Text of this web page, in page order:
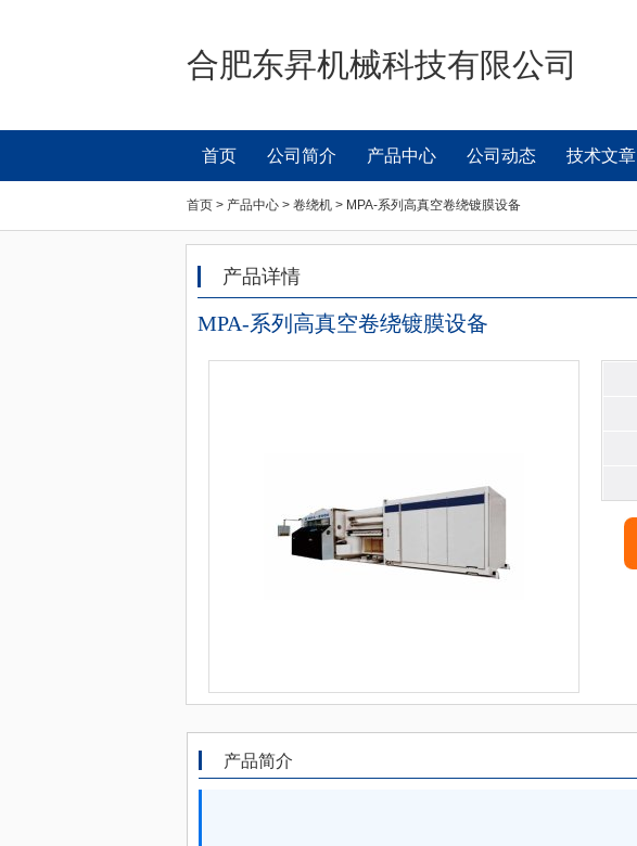
合肥东昇机械科技有限公司
首页 公司简介 产品中心 公司动态 技术文章
首页 > 产品中心 > 卷绕机 > MPA-系列高真空卷绕镀膜设备
产品详情
MPA-系列高真空卷绕镀膜设备
产品简介